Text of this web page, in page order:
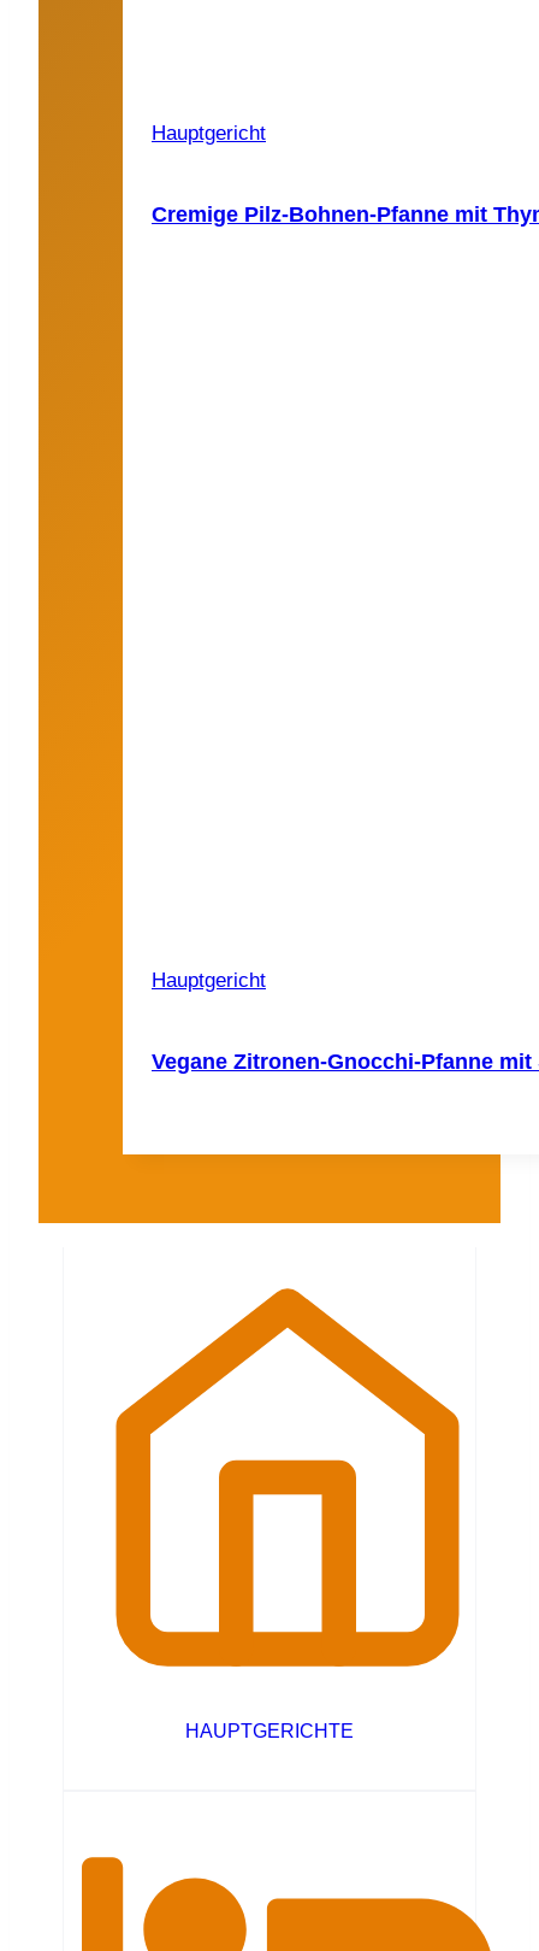
Hauptgericht
Cremige Pilz-Bohnen-Pfanne mit
Hauptgericht
Vegane Zitronen-Gnocchi-Pfanne
HAUPTGERICHTE